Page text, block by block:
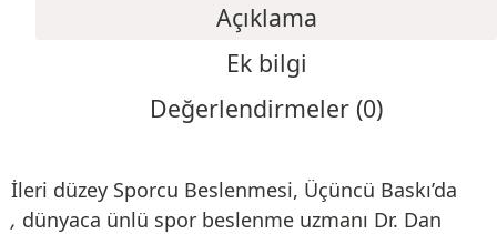
Açıklama
Ek bilgi
Değerlendirmeler (0)
İleri düzey Sporcu Beslenmesi, Üçüncü Baskı’da
, dünyaca ünlü spor beslenme uzmanı Dr. Dan